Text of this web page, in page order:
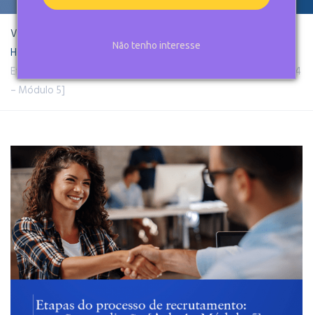
Não tenho interesse
Você está aqui:
Home
Curso de vendas
Etapas do processo de recrutamento: atração e avaliação [Aula 4
– Módulo 5]